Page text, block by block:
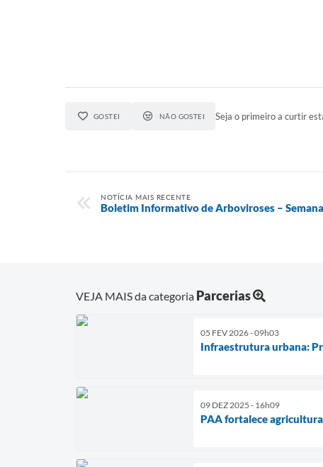
GOSTEI NÃO GOSTEI Seja o primeiro a curtir
NOTÍCIA MAIS RECENTE
Boletim Informativo de Arboviroses –
VEJA MAIS da categoria Parcerias
05 FEV 2026 - 09h03
Infraestrutura urbana:
09 DEZ 2025 - 16h09
PAA fortalece